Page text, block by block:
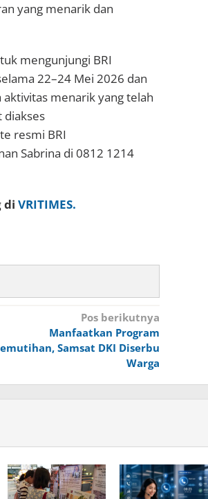
yang menarik dan
mengunjungi BRI
22–24 Mei 2026 dan
menarik yang telah
diakses
resmi BRI
Sabrina di 0812 1214
di VRITIMES.
Pos berikutnya
Manfaatkan Program
Samsat DKI Diserbu
Warga